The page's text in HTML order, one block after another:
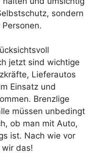
sondern
jetzt sind wichtige
Lieferautos
Einsatz und
Brenzlige
müssen unbedingt
ob man mit Auto,
ist. Nach wie vor
das!